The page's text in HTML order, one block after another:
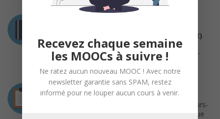
Certification (optionnelle et payante : 45€)
Diplôme délivré par l’EPFL et Coursera. Le
certificat est accessible en ligne et hébergé par
Coursera.
Déroulement
Chaque chapitre correspond à séances de cours-
vidéos de 5-10 minutes suivies de quiz, ainsi que
Recevez chaque semaine
les MOOCs à suivre !
Ne ratez aucun nouveau MOOC ! Avec notre
newsletter garantie sans SPAM, restez
informé pour ne louper aucun cours à venir.